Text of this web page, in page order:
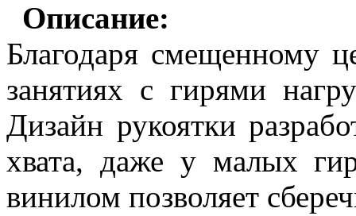
Описание:
Благодаря смещенному
занятиях с гирями
Дизайн рукоятки
хвата, даже у малых
винилом позволяет